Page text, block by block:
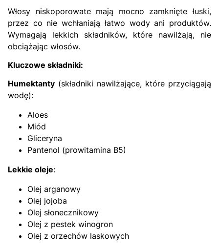
Włosy niskoporowate mają mocno zamknięte łuski,
przez co nie wchłaniają łatwo wody ani produktów.
Wymagają lekkich składników, które nawilżają, nie
obciążając włosów.
Kluczowe składniki:
Humektanty (składniki nawilżające, które przyciągają
wodę):
Aloes
Miód
Gliceryna
Pantenol (prowitamina B5)
Lekkie oleje:
Olej arganowy
Olej jojoba
Olej słonecznikowy
Olej z pestek winogron
Olej z orzechów laskowych